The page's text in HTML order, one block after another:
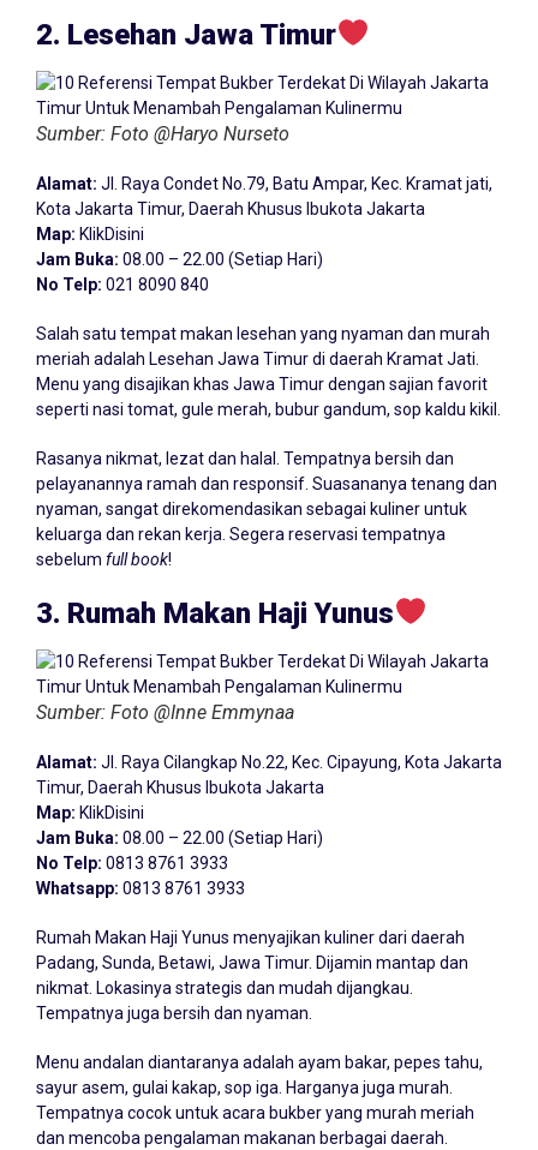
2. Lesehan Jawa Timur
Sumber: Foto @Haryo Nurseto
Alamat: Jl. Raya Condet No.79, Batu Ampar, Kec. Kramat jati,
Kota Jakarta Timur, Daerah Khusus Ibukota Jakarta
Map: KlikDisini
Jam Buka: 08.00 – 22.00 (Setiap Hari)
No Telp: 021 8090 840
Salah satu tempat makan lesehan yang nyaman dan murah
meriah adalah Lesehan Jawa Timur di daerah Kramat Jati.
Menu yang disajikan khas Jawa Timur dengan sajian favorit
seperti nasi tomat, gule merah, bubur gandum, sop kaldu kikil.
Rasanya nikmat, lezat dan halal. Tempatnya bersih dan
pelayanannya ramah dan responsif. Suasananya tenang dan
nyaman, sangat direkomendasikan sebagai kuliner untuk
keluarga dan rekan kerja. Segera reservasi tempatnya
sebelum full book!
3. Rumah Makan Haji Yunus
Sumber: Foto @Inne Emmynaa
Alamat: Jl. Raya Cilangkap No.22, Kec. Cipayung, Kota Jakarta
Timur, Daerah Khusus Ibukota Jakarta
Map: KlikDisini
Jam Buka: 08.00 – 22.00 (Setiap Hari)
No Telp: 0813 8761 3933
Whatsapp: 0813 8761 3933
Rumah Makan Haji Yunus menyajikan kuliner dari daerah
Padang, Sunda, Betawi, Jawa Timur. Dijamin mantap dan
nikmat. Lokasinya strategis dan mudah dijangkau.
Tempatnya juga bersih dan nyaman.
Menu andalan diantaranya adalah ayam bakar, pepes tahu,
sayur asem, gulai kakap, sop iga. Harganya juga murah.
Tempatnya cocok untuk acara bukber yang murah meriah
dan mencoba pengalaman makanan berbagai daerah.